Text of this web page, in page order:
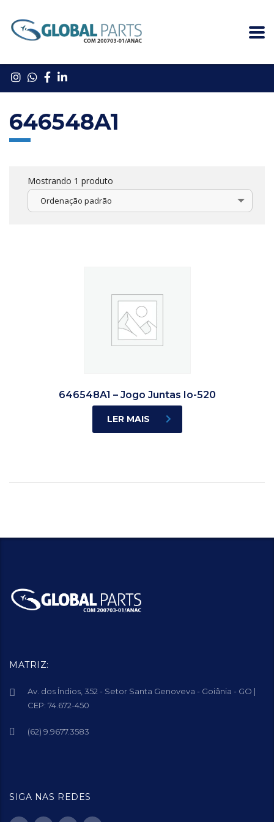
646548A1
Mostrando 1 produto
Ordenação padrão
646548A1 – Jogo Juntas Io-520
LER MAIS
MATRIZ:
Av. dos Índios, 352 - Setor Santa Genoveva - Goiânia - GO |
CEP: 74.672-450
(62) 9.9677.3583
SIGA NAS REDES